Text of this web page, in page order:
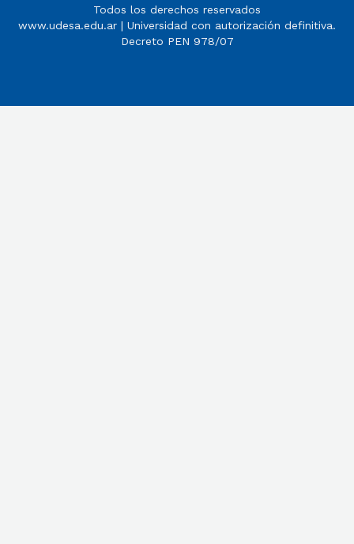
Todos los derechos reservados
www.udesa.edu.ar | Universidad con autorización definitiva.
Decreto PEN 978/07